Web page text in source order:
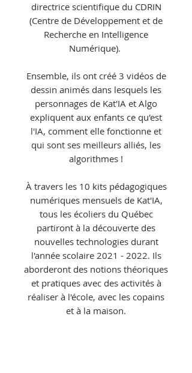
directrice scientifique du CDRIN
(Centre de Développement et de
Recherche en Intelligence
Numérique).
Ensemble, ils ont créé 3 vidéos de
dessin animés dans lesquels les
personnages de Kat'IA et Algo
expliquent aux enfants ce qu'est
l'IA, comment elle fonctionne et
qui sont ses meilleurs alliés, les
algorithmes !
À travers les 10 kits pédagogiques
numériques mensuels de Kat'IA,
tous les écoliers du Québec
partiront à la découverte des
nouvelles technologies durant
l'année scolaire 2021 - 2022. Ils
aborderont des notions théoriques
et pratiques avec des activités à
réaliser à l'école, avec les copains
et à la maison.